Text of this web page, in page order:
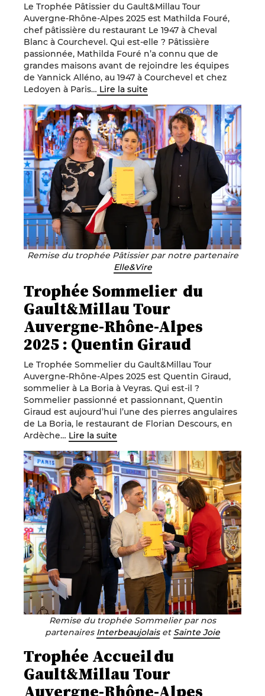
Le Trophée Pâtissier du Gault&Millau Tour
Auvergne-Rhône-Alpes 2025 est Mathilda Fouré,
chef pâtissière du restaurant Le 1947 à Cheval
Blanc à Courchevel. Qui est-elle ? Pâtissière
passionnée, Mathilda Fouré n’a connu que de
grandes maisons avant de rejoindre les équipes
de Yannick Alléno, au 1947 à Courchevel et chez
Ledoyen à Paris… Lire la suite
Remise du trophée Pâtissier par notre partenaire
Elle&Vire
Trophée Sommelier du
Gault&Millau Tour
Auvergne-Rhône-Alpes
2025 : Quentin Giraud
Le Trophée Sommelier du Gault&Millau Tour
Auvergne-Rhône-Alpes 2025 est Quentin Giraud,
sommelier à La Boria à Veyras. Qui est-il ?
Sommelier passionné et passionnant, Quentin
Giraud est aujourd’hui l’une des pierres angulaires
de La Boria, le restaurant de Florian Descours, en
Ardèche… Lire la suite
Remise du trophée Sommelier par nos
partenaires Interbeaujolaiset Sainte Joie
Trophée Accueil du
Gault&Millau Tour
Auvergne-Rhône-Alpes